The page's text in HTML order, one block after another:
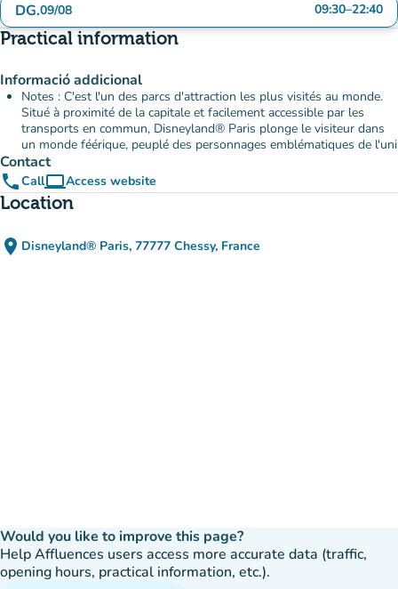
DG.09/08 09:30–22:40
Practical information
Informació addicional
Notes : C'est l'un des parcs d'attraction les plus visités au monde.
Situé à proximité de la capitale et facilement accessible par les
transports en commun, Disneyland® Paris plonge le visiteur dans
un monde féérique, peuplé des personnages emblématiques de l'uni
Contact
phoneCallcomputerAccess website
(new tab)
Location
place Disneyland® Paris, 77777 Chessy, France
(open in Google Maps)
(new tab)
Would you like to improve this page?
Help Affluences users access more accurate data (traffic,
opening hours, practical information, etc.).